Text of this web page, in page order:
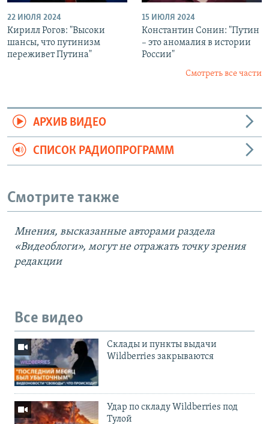
22 ИЮЛЯ 2024
Кирилл Рогов: "Высоки
шансы, что путинизм
переживет Путина"
15 ИЮЛЯ 2024
Константин Сонин: "Путин
– это аномалия в истории
России"
Смотреть все части
АРХИВ ВИДЕО
СПИСОК РАДИОПРОГРАММ
Смотрите также
Мнения, высказанные авторами раздела
«Видеоблоги», могут не отражать точку зрения
редакции
Все видео
Cклады и пункты выдачи
Wildberries закрываются
Удар по складу Wildberries под
Тулой